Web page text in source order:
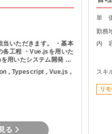
当いただきます。 ・基本
各工程 ・Vue.jsを用いた
用いたシステム開発 ・
機能追加対応 ・チーム
開発推進 ・各種テストお
, Typescript , Vue.js ,
る
単
勤務
内
スキ
リ